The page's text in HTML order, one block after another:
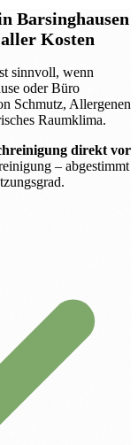
Barsinghausen
Kosten
sinnvoll, wenn
oder Büro
Schmutz, Allergenen
Raumklima.
direkt vor
– abgestimmt